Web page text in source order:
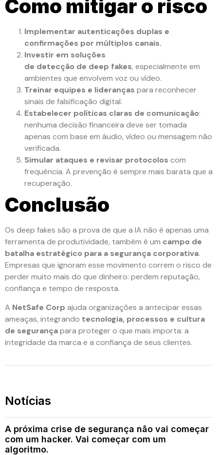
Como mitigar o risco
Implementar autenticações duplas e
confirmações por múltiplos canais.
Investir em soluções
de detecção de deep fakes, especialmente em
ambientes que envolvem voz ou vídeo.
Treinar equipes e lideranças para reconhecer
sinais de falsificação digital.
Estabelecer políticas claras de comunicação:
nenhuma decisão financeira deve ser tomada
apenas com base em áudio, vídeo ou mensagem não
verificada.
Simular ataques e revisar protocolos com
frequência. A prevenção é sempre mais barata que a
recuperação.
Conclusão
Os deep fakes são a prova de que a IA não é apenas uma
ferramenta de produtividade, também é um campo de
batalha estratégico para a segurança corporativa.
Empresas que ignoram esse movimento correm o risco de
perder muito mais do que dinheiro: perdem reputação,
confiança e tempo de resposta.
A NetSafe Corp ajuda organizações a antecipar essas
ameaças, integrando tecnologia, processos e cultura
de segurançapara proteger o que mais importa: a
integridade da marca e a confiança de seus clientes.
Notícias
A próxima crise de segurança não vai começar
com um hacker. Vai começar com um
algoritmo.